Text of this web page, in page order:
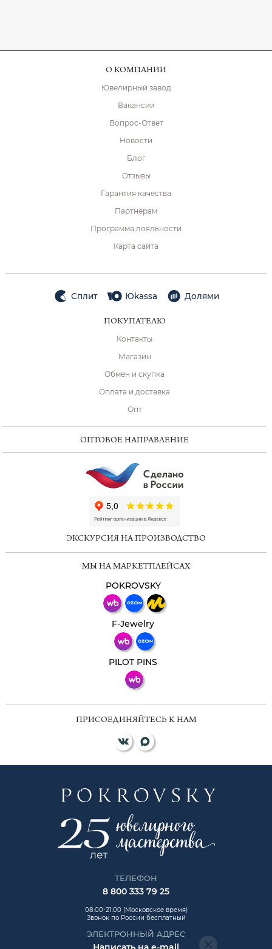
О КОМПАНИИ
Ювелирный завод
Вакансии
Вопрос-Ответ
Новости
Блог
Отзывы
Гарантия качества
Партнёрам
Программа лояльности
Карта сайта
Сплит Юkassa Долями
ПОКУПАТЕЛЮ
Контакты
Магазин
Обмен и скупка
Оплата и доставка
Опт
ОПТОВОЕ НАПРАВЛЕНИЕ
ЭКСКУРСИЯ НА ПРОИЗВОДСТВО
МЫ НА МАРКЕТПЛЕЙСАХ
POKROVSKY
F-Jewelry
PILOT PINS
ПРИСОЕДИНЯЙТЕСЬ К НАМ
ТЕЛЕФОН
8 800 333 79 25
08:00-21:00 (Московское время)
Звонок по России бесплатный
ЭЛЕКТРОННЫЙ АДРЕС